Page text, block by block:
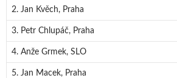
2. Jan Kvěch, Praha
3. Petr Chlupáč, Praha
4. Anže Grmek, SLO
5. Jan Macek, Praha